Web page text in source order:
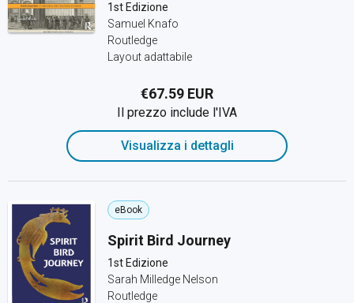
1st Edizione
Samuel Knafo
Routledge
Layout adattabile
€67.59 EUR
Il prezzo include l'IVA
Visualizza i dettagli
eBook
Spirit Bird Journey
1st Edizione
Sarah Milledge Nelson
Routledge